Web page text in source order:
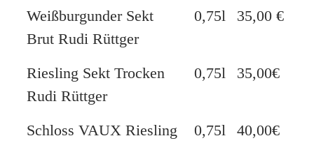
Weißburgunder Sekt
Brut Rudi Rüttger
0,75l 35,00 €
Riesling Sekt Trocken
Rudi Rüttger
0,75l 35,00€
Schloss VAUX Riesling
0,75l 40,00€